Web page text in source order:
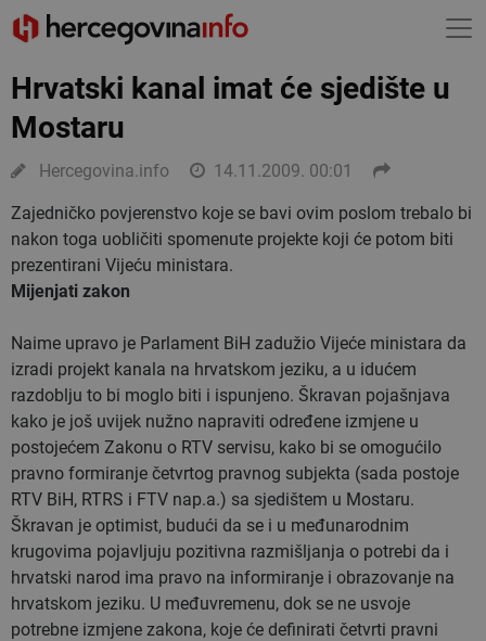
Hrvatski kanal imat će sjedište u
Mostaru
Hercegovina.info 14.11.2009. 00:01
Zajedničko povjerenstvo koje se bavi ovim poslom trebalo bi
nakon toga uobličiti spomenute projekte koji će potom biti
prezentirani Vijeću ministara.
Mijenjati zakon
Naime upravo je Parlament BiH zadužio Vijeće ministara da
izradi projekt kanala na hrvatskom jeziku, a u idućem
razdoblju to bi moglo biti i ispunjeno. Škravan pojašnjava
kako je još uvijek nužno napraviti određene izmjene u
postojećem Zakonu o RTV servisu, kako bi se omogućilo
pravno formiranje četvrtog pravnog subjekta (sada postoje
RTV BiH, RTRS i FTV nap.a.) sa sjedištem u Mostaru.
Škravan je optimist, budući da se i u međunarodnim
krugovima pojavljuju pozitivna razmišljanja o potrebi da i
hrvatski narod ima pravo na informiranje i obrazovanje na
hrvatskom jeziku. U međuvremenu, dok se ne usvoje
potrebne izmjene zakona, koje će definirati četvrti pravni